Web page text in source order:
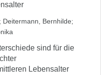
; Deitermann, Bernhilde;
sind für die
Lebensalter